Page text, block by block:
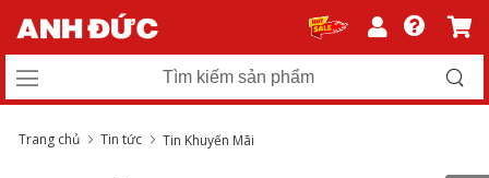
Trang chủ Tin tức Tin Khuyến Mãi